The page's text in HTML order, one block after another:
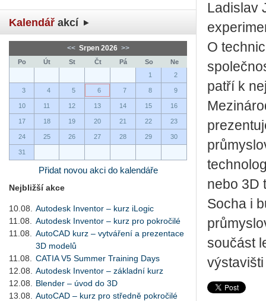
Kalendář akcí
<< Srpen 2026 >>
Po Út St Čt Pá So
Ne
1
2
3 4 5 6 7 8 9
10 11 12 13 14 15 16
17 18 19 20 21 22 23
24 25 26 27 28 29 30
31
Přidat novou akci do kalendáře
Nejbližší akce
10.08.
Autodesk Inventor – kurz iLogic
11.08.
Autodesk Inventor – kurz pro pokročilé
11.08.
AutoCAD kurz – vytváření a prezentace
3D modelů
11.08.
CATIA V5 Summer Training Days
12.08.
Autodesk Inventor – základní kurz
12.08.
Blender – úvod do 3D
13.08.
AutoCAD – kurz pro středně pokročilé
Ladislav
O
patří k
nebo 3D
Socha i
součást